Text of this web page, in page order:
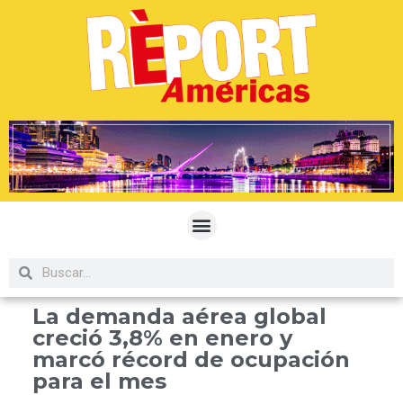
La demanda aérea global
creció 3,8% en enero y
marcó récord de ocupación
para el mes